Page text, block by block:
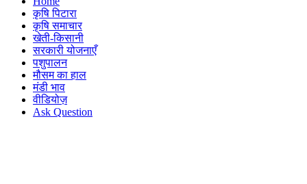
कृषि पिटारा
कृषि समाचार
खेती-किसानी
सरकारी योजनाएँ
पशुपालन
मौसम का हाल
मंडी भाव
वीडियोज़
Ask Question